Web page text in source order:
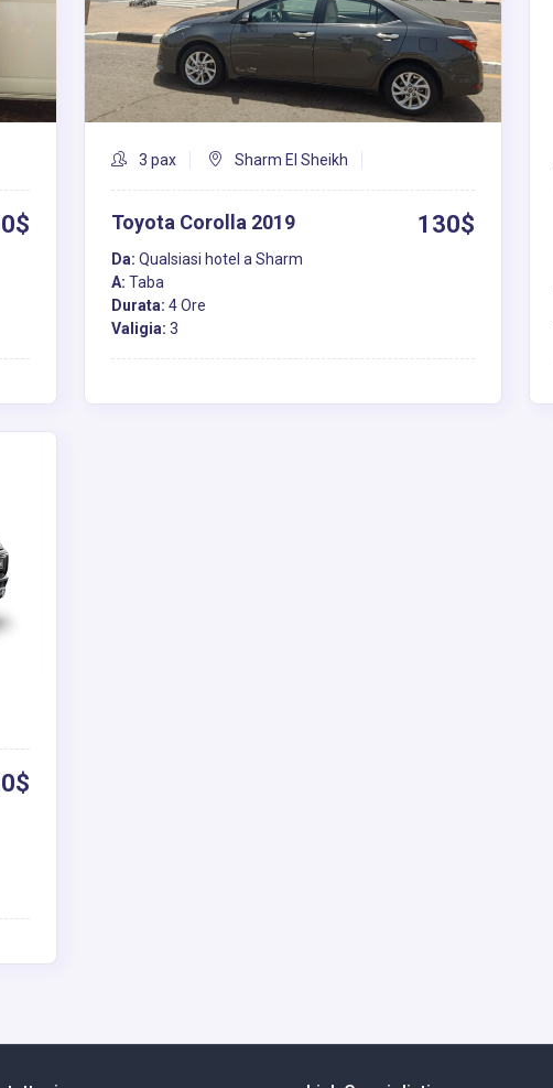
3 pax Sharm El Sheikh
Toyota Corolla 2019 130$
Da: Qualsiasi hotel a Sharm
A: Taba
Durata: 4 Ore
Valigia: 3